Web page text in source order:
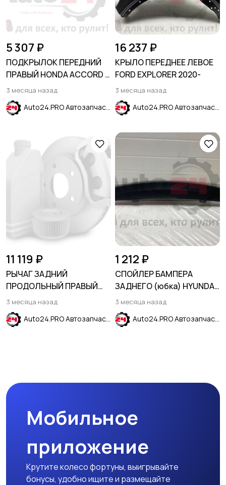
5 307 ₽
ПОДКРЫЛОК ПЕРЕДНИЙ
ПРАВЫЙ HONDA ACCORD X
2017-2020
3 месяца назад
Auto24.PRO Автозапчасти
16 237 ₽
КРЫЛО ПЕРЕДНЕЕ ЛЕВОЕ
FORD EXPLORER 2020-
3 месяца назад
Auto24.PRO Автозапчасти
11 119 ₽
РЫЧАГ ЗАДНИЙ
ПРОДОЛЬНЫЙ ПРАВЫЙ
TOYOTA RAV4 2001-2005
3 месяца назад
Auto24.PRO Автозапчасти
1 212 ₽
СПОЙЛЕР БАМПЕРА
ЗАДНЕГО (юбка) HYUNDAI
SOLARIS 2014-2017
3 месяца назад
Auto24.PRO Автозапчасти
Мобильное
приложение
Крутите колесо фортуны, выигрывайте
бонусы, удобно ищите и размещайте